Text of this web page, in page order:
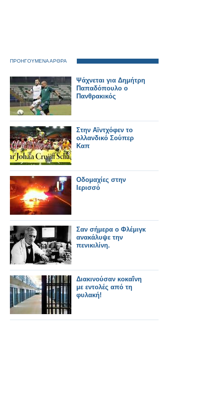
ΠΡΟΗΓΟΥΜΕΝΑ ΑΡΘΡΑ
Ψάχνεται για Δημήτρη
Παπαδόπουλο ο
Πανθρακικός
Στην Αϊντχόφεν το
ολλανδικό Σούπερ
Καπ
Οδομαχίες στην
Ιερισσό
Σαν σήμερα ο Φλέμιγκ
ανακάλυψε την
πενικιλίνη.
Διακινούσαν κοκαΐνη
με εντολές από τη
φυλακή!